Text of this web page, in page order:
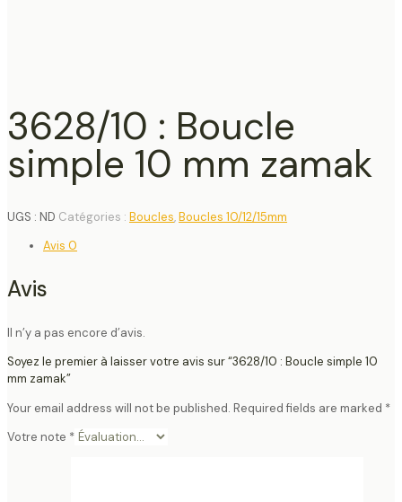
3628/10 : Boucle
simple 10 mm zamak
UGS : ND Catégories : Boucles,Boucles 10/12/15mm
Avis 0
Avis
Il n’y a pas encore d’avis.
Soyez le premier à laisser votre avis sur “3628/10 : Boucle simple 10
mm zamak”
Your email address will not be published. Required fields are marked *
Votre note *